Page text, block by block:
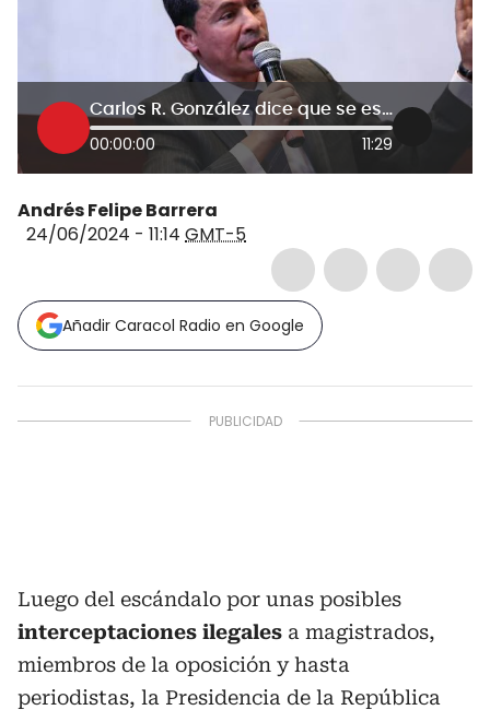
Carlos R. González dice que se estarían haciendo interceptaciones desde Palacio: René Guarín
00:00:00 11:29
Andrés Felipe Barrera
24/06/2024 - 11:14 GMT-5
Añadir Caracol Radio en Google
Luego del escándalo por unas posibles
interceptaciones ilegales a magistrados,
miembros de la oposición y hasta
periodistas, la Presidencia de la República